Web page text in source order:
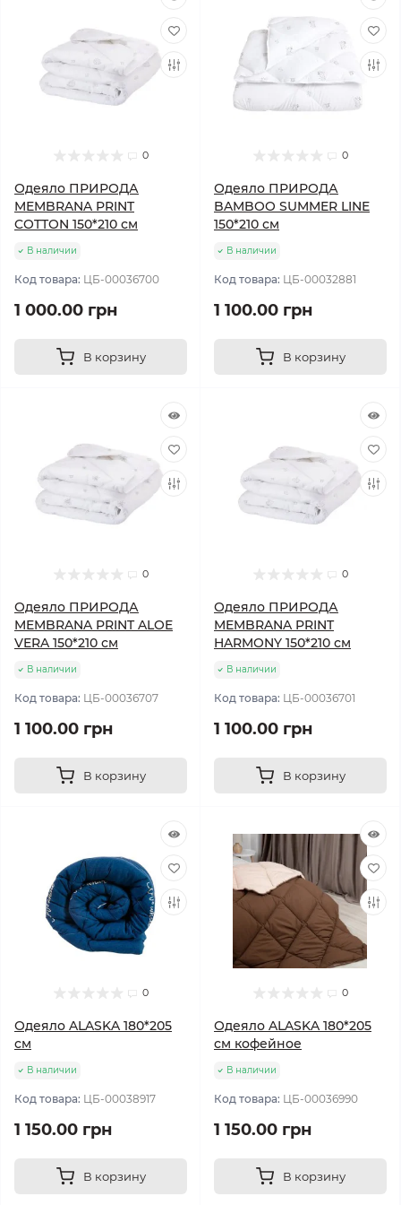
0
Одеяло ПРИРОДА
MEMBRANA PRINT
COTTON 150*210 см
В наличии
Код товара: ЦБ-00036700
1 000.00 грн
В корзину
0
Одеяло ПРИРОДА
BAMBOO SUMMER LINE
150*210 см
В наличии
Код товара: ЦБ-00032881
1 100.00 грн
В корзину
0
Одеяло ПРИРОДА
MEMBRANA PRINT ALOE
VERA 150*210 см
В наличии
Код товара: ЦБ-00036707
1 100.00 грн
В корзину
0
Одеяло ПРИРОДА
MEMBRANA PRINT
HARMONY 150*210 см
В наличии
Код товара: ЦБ-00036701
1 100.00 грн
В корзину
0
Одеяло ALASKA 180*205
см
В наличии
Код товара: ЦБ-00038917
1 150.00 грн
В корзину
0
Одеяло ALASKA 180*205
см кофейное
В наличии
Код товара: ЦБ-00036990
1 150.00 грн
В корзину